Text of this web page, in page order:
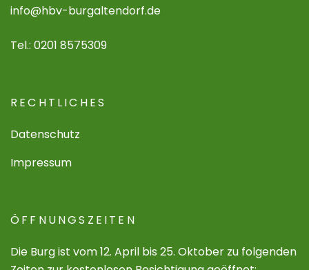
info@hbv-burgaltendorf.de
Tel.: 0201 8575309
RECHTLICHES
Datenschutz
Impressum
ÖFFNUNGSZEITEN
Die Burg ist vom 12. April bis 25. Oktober zu folgenden